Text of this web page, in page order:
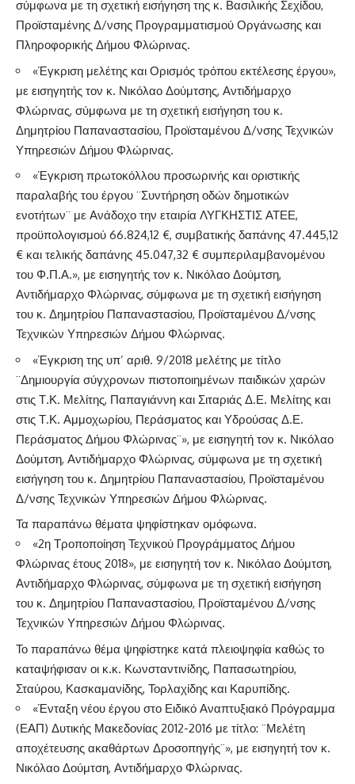
σύμφωνα με τη σχετική εισήγηση της κ. Βασιλικής Σεχίδου,
Προϊσταμένης Δ/νσης Προγραμματισμού Οργάνωσης και
Πληροφορικής Δήμου Φλώρινας.
«Έγκριση μελέτης και Ορισμός τρόπου εκτέλεσης έργου»,
με εισηγητής τον κ. Νικόλαο Δούμτσης, Αντιδήμαρχο
Φλώρινας, σύμφωνα με τη σχετική εισήγηση του κ.
Δημητρίου Παπαναστασίου, Προϊσταμένου Δ/νσης Τεχνικών
Υπηρεσιών Δήμου Φλώρινας.
«Έγκριση πρωτοκόλλου προσωρινής και οριστικής
παραλαβής του έργου ¨Συντήρηση οδών δημοτικών
ενοτήτων¨ με Ανάδοχο την εταιρία ΛΥΓΚΗΣΤΙΣ ΑΤΕΕ,
προϋπολογισμού 66.824,12 €, συμβατικής δαπάνης 47.445,12
€ και τελικής δαπάνης 45.047,32 € συμπεριλαμβανομένου
του Φ.Π.Α.», με εισηγητής τον κ. Νικόλαο Δούμτση,
Αντιδήμαρχο Φλώρινας, σύμφωνα με τη σχετική εισήγηση
του κ. Δημητρίου Παπαναστασίου, Προϊσταμένου Δ/νσης
Τεχνικών Υπηρεσιών Δήμου Φλώρινας.
«Έγκριση της υπ’ αριθ. 9/2018 μελέτης με τίτλο
¨Δημιουργία σύγχρονων πιστοποιημένων παιδικών χαρών
στις Τ.Κ. Μελίτης, Παπαγιάννη και Σιταριάς Δ.Ε. Μελίτης και
στις Τ.Κ. Αμμοχωρίου, Περάσματος και Υδρούσας Δ.Ε.
Περάσματος Δήμου Φλώρινας¨», με εισηγητή τον κ. Νικόλαο
Δούμτση, Αντιδήμαρχο Φλώρινας, σύμφωνα με τη σχετική
εισήγηση του κ. Δημητρίου Παπαναστασίου, Προϊσταμένου
Δ/νσης Τεχνικών Υπηρεσιών Δήμου Φλώρινας.
Τα παραπάνω θέματα ψηφίστηκαν ομόφωνα.
«2η Τροποποίηση Τεχνικού Προγράμματος Δήμου
Φλώρινας έτους 2018», με εισηγητή τον κ. Νικόλαο Δούμτση,
Αντιδήμαρχο Φλώρινας, σύμφωνα με τη σχετική εισήγηση
του κ. Δημητρίου Παπαναστασίου, Προϊσταμένου Δ/νσης
Τεχνικών Υπηρεσιών Δήμου Φλώρινας.
Το παραπάνω θέμα ψηφίστηκε κατά πλειοψηφία καθώς το
καταψήφισαν οι κ.κ. Κωνσταντινίδης, Παπασωτηρίου,
Σταύρου, Κασκαμανίδης, Τορλαχίδης και Καρυπίδης.
«Ένταξη νέου έργου στο Ειδικό Αναπτυξιακό Πρόγραμμα
(ΕΑΠ) Δυτικής Μακεδονίας 2012-2016 με τίτλο: ¨Μελέτη
αποχέτευσης ακαθάρτων Δροσοπηγής¨», με εισηγητή τον κ.
Νικόλαο Δούμτση, Αντιδήμαρχο Φλώρινας.